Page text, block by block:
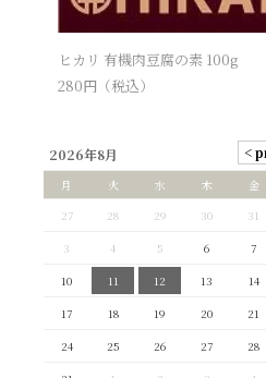
ヒカリ 有機肉豆腐の素 100g
280円（税込）
2026年8月
月 火 水 木 金
27
28 29 30 31
3
4 5 6 7
10
11 12 13 14
17
18 19 20 21
24
25 26 27 28